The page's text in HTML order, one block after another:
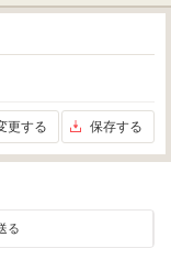
加速させる理想的な貸
更する 保存する
る